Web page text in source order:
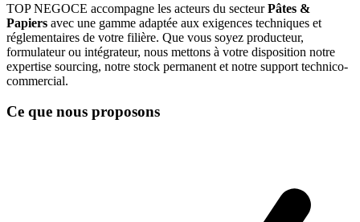
TOP NEGOCE accompagne les acteurs du secteurPâtes &
Papiers avec une gamme adaptée aux exigences techniques et
réglementaires de votre filière. Que vous soyez producteur,
formulateur ou intégrateur, nous mettons à votre disposition notre
expertise sourcing, notre stock permanent et notre support technico-
commercial.
Ce que nous proposons